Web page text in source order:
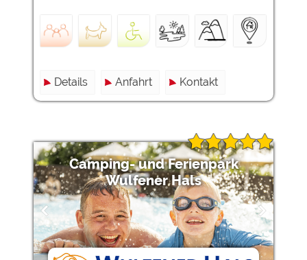
Details Anfahrt Kontakt
Camping- und Ferienpark
Wulfener Hals